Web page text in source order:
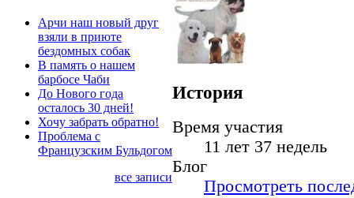
Арчи наш новый друг
взяли в приюте
бездомных собак
В память о нашем
барбосе Чаби
До Нового года
осталось 30 дней!
Хочу забрать обратно!
Проблема с
Французским Бульдогом
все записи
История
Время участия
11 лет 37 недель
Блог
Просмотреть